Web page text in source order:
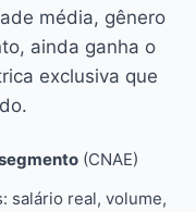
média, gênero
ainda ganha o
exclusiva que
(CNAE)
salário real, volume,